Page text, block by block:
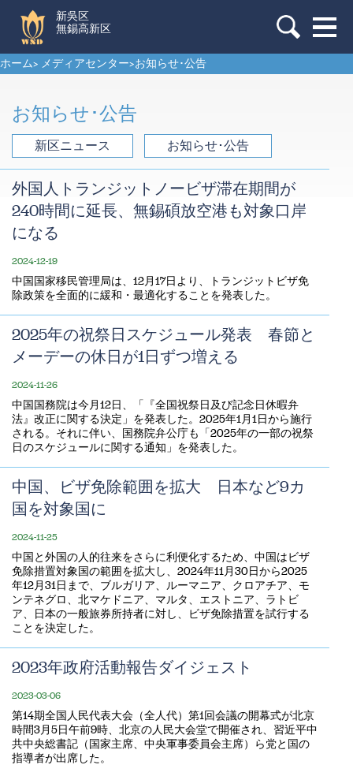
新吳区
無錫高新区
ホーム> メディアセンター>お知らせ･公告
お知らせ･公告
外国人トランジットノービザ滞在期間が
240時間に延長、無錫碩放空港も対象口岸
になる
2024-12-19
​中国国家移民管理局は、12月17日より、トランジットビザ免
除政策を全面的に緩和・最適化することを発表した。
2025年の祝祭日スケジュール発表 春節と
メーデーの休日が1日ずつ増える
2024-11-26
​中国国務院は今月12日、「『全国祝祭日及び記念日休暇弁
法』改正に関する決定」を発表した。2025年1月1日から施行
される。それに伴い、国務院弁公庁も「2025年の一部の祝祭
日のスケジュールに関する通知」を発表した。
中国、ビザ免除範囲を拡大 日本など9カ
国を対象国に
2024-11-25
中国と外国の人的往来をさらに利便化するため、中国はビザ
免除措置対象国の範囲を拡大し、2024年11月30日から2025
年12月31日まで、ブルガリア、ルーマニア、クロアチア、モ
ンテネグロ、北マケドニア、マルタ、エストニア、ラトビ
ア、日本の一般旅券所持者に対し、ビザ免除措置を試行する
ことを決定した。
2023年政府活動報告ダイジェスト
2023-03-06
第14期全国人民代表大会（全人代）第1回会議の開幕式が北京
時間3月5日午前9時、北京の人民大会堂で開催され、習近平中
共中央総書記（国家主席、中央軍事委員会主席）ら党と国の
指導者が出席した。
新区ニュース お知らせ･公告